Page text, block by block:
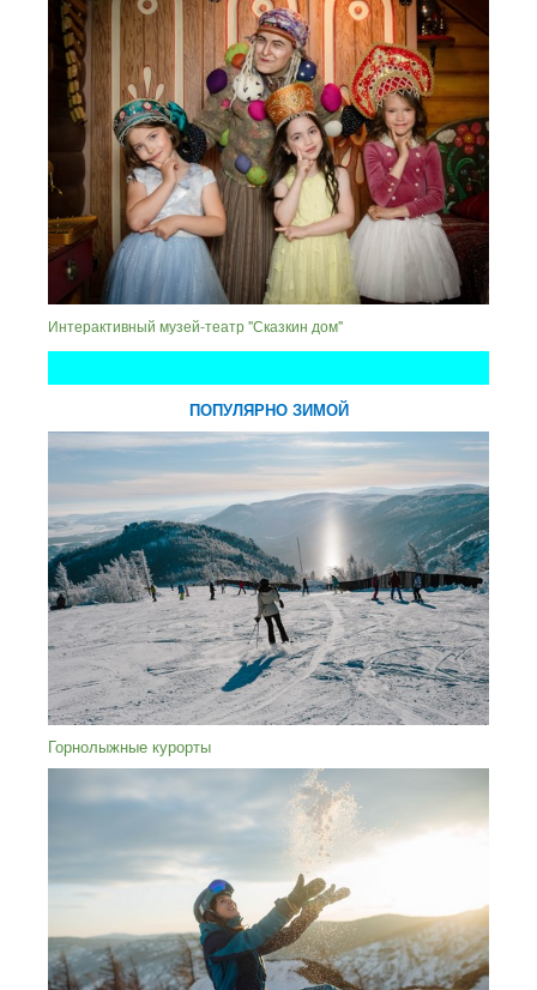
Интерактивный музей-театр "Сказкин дом"
ПОПУЛЯРНО ЗИМОЙ
Горнолыжные курорты